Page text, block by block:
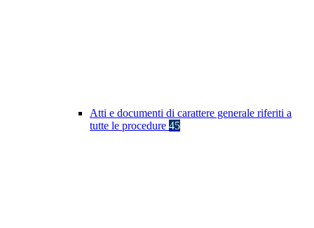
Atti e documenti di carattere generale riferiti a
tutte le procedure 45